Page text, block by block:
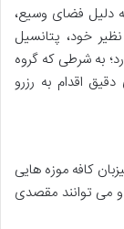
دلیل فضای وسیع،
خود، پتانسیل
به شرطی که گروه
اقدام به رزرو
کافه موزه هایی
می توانند مقصدی